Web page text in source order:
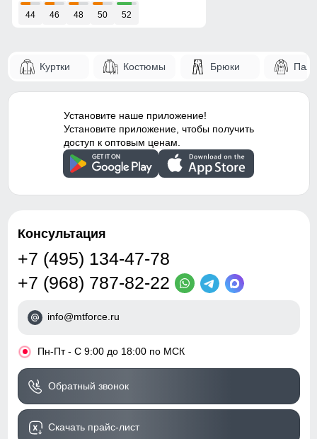
44 46 48 50 52
Куртки Костюмы Брюки
Установите наше приложение!
Установите приложение, чтобы получить
доступ к оптовым ценам.
Консультация
+7 (495) 134-47-78
+7 (968) 787-82-22
info@mtforce.ru
• Пн-Пт - С 9:00 до 18:00 по МСК
Обратный звонок
Скачать прайс-лист